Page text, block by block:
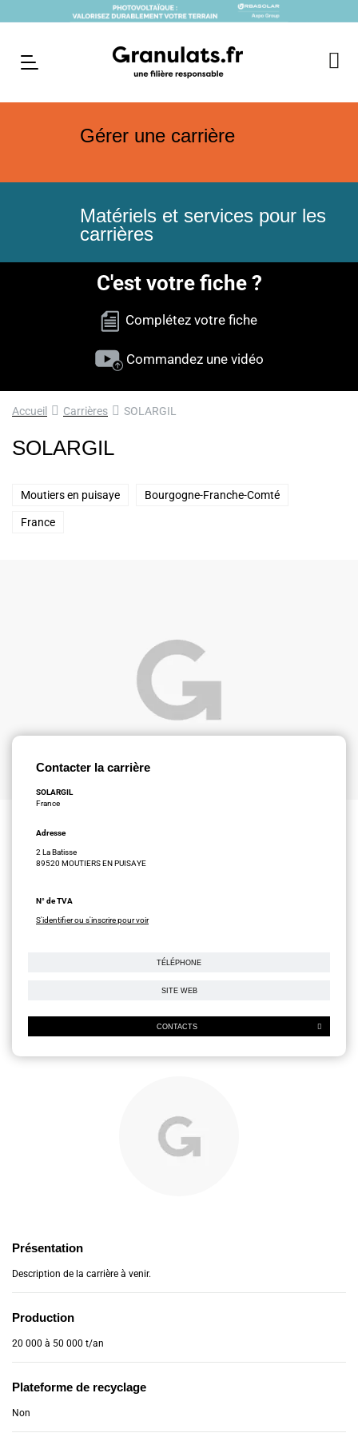
Gérer une carrière
Matériels et services pour les
carrières
C'est votre fiche ?
Complétez votre fiche
Commandez une vidéo
Accueil Carrières SOLARGIL
SOLARGIL
Moutiers en puisaye Bourgogne-Franche-Comté
France
Contacter la carrière
SOLARGIL
France
Adresse
2 La Batisse
89520 MOUTIERS EN PUISAYE
N° de TVA
S'identifier ou s'inscrire pour voir
TÉLÉPHONE
SITE WEB
CONTACTS
Présentation
Description de la carrière à venir.
Production
20 000 à 50 000 t/an
Plateforme de recyclage
Non